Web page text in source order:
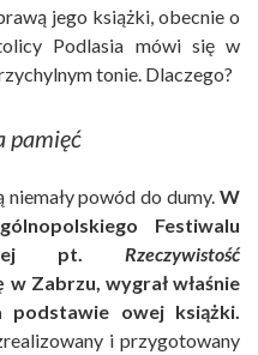
jego książki, obecnie o
Podlasia mówi się w
tonie. Dlaczego?
pamięć
niemały powód do dumy. W
Festiwalu
pt. Rzeczywistość
Zabrzu, wygrał właśnie
owej książki.
i przygotowany